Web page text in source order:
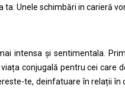
Unele schimbări in carieră
intensa și sentimentala.
conjugală pentru cei care
te, deinfatuare în relații în